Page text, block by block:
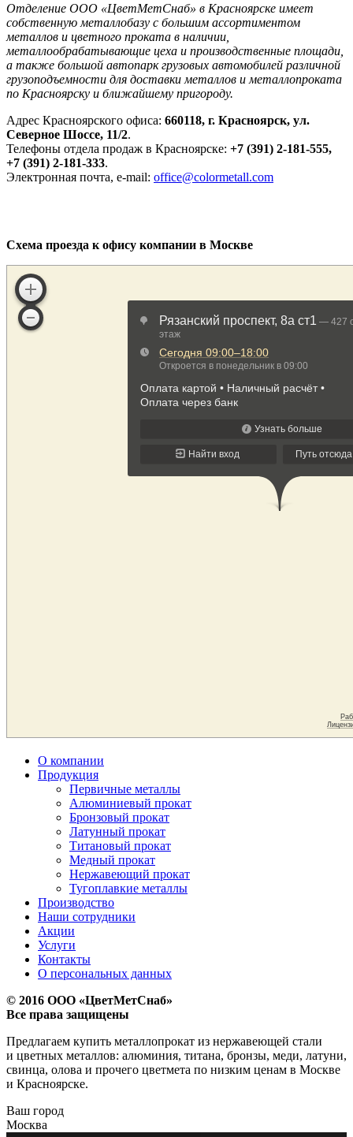
Отделение ООО «ЦветМетСнаб» в Красноярске имеет
собственную металлобазу с большим ассортиментом
металлов и цветного проката в наличии,
металлообрабатывающие цеха и производственные площади,
а также большой автопарк грузовых автомобилей различной
грузоподъемности для доставки металлов и металлопроката
по Красноярску и ближайшему пригороду.
Адрес Красноярского офиса: 660118, г. Красноярск, ул.
Северное Шоссе, 11/2.
Телефоны отдела продаж в Красноярске: +7 (391) 2-181-555,
+7 (391) 2-181-333.
Электронная почта, e-mail: office@colormetall.com
Схема проезда к офису компании в Москве
О компании
Продукция
Первичные металлы
Алюминиевый прокат
Бронзовый прокат
Латунный прокат
Титановый прокат
Медный прокат
Нержавеющий прокат
Тугоплавкие металлы
Производство
Наши сотрудники
Акции
Услуги
Контакты
О персональных данных
© 2016 ООО «ЦветМетСнаб»
Все права защищены
Предлагаем купить металлопрокат из нержавеющей стали
и цветных металлов: алюминия, титана, бронзы, меди, латуни,
свинца, олова и прочего цветмета по низким ценам в Москве
и Красноярске.
Ваш город
Москва